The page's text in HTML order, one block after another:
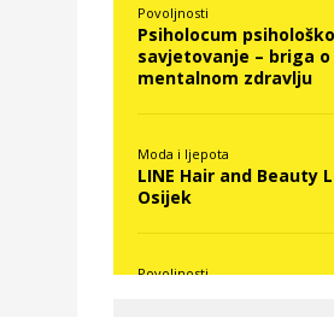
Povoljnosti
Psiholocum psihološko
savjetovanje – briga o
mentalnom zdravlju
Moda i ljepota
LINE Hair and Beauty
Osijek
Povoljnosti